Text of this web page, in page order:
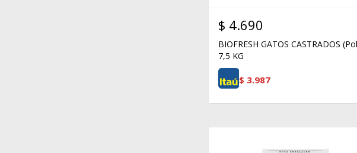
$ 4.690
BIOFRESH GATOS CASTRADOS
7,5 KG
$ 3.987